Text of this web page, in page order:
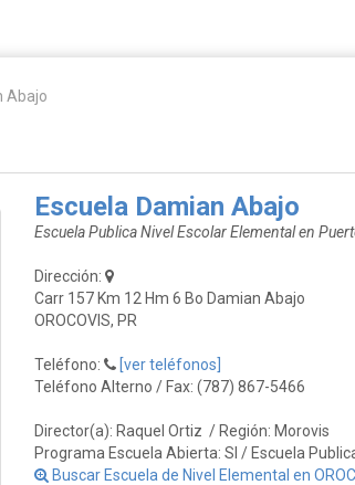
Abajo
Escuela Damian Abajo
Escuela Publica Nivel Escolar Elemental en
Dirección:
Carr 157 Km 12 Hm 6 Bo Damian Abajo
OROCOVIS, PR
Teléfono:
[ver teléfonos]
Teléfono Alterno / Fax: (787) 867-5466
Director(a): Raquel Ortiz / Región: Morovis
Programa Escuela Abierta: SI / Escuela
Buscar Escuela de Nivel Elemental en